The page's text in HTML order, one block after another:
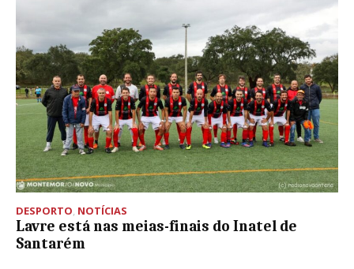
DESPORTO, NOTÍCIAS
Lavre está nas meias-finais do Inatel de
Santarém